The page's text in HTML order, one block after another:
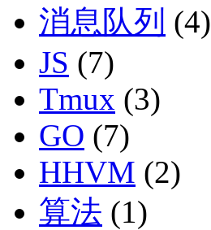
消息队列 (4)
JS (7)
Tmux (3)
GO (7)
HHVM (2)
算法 (1)